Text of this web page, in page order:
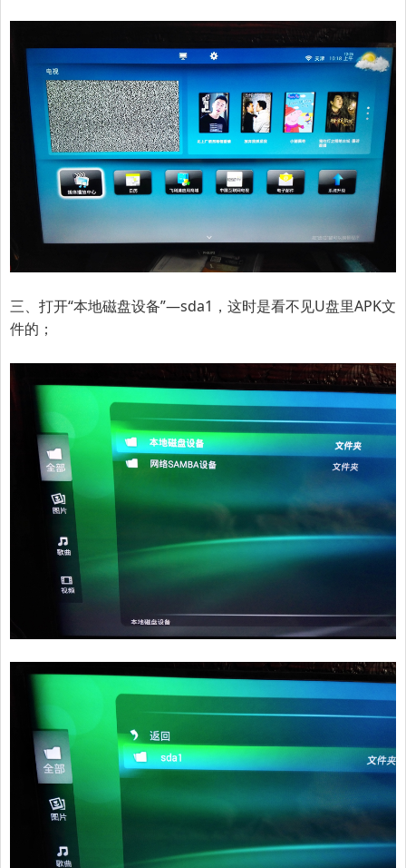
三、打开“本地磁盘设备”—sda1，这时是看不见U盘里APK文
件的；